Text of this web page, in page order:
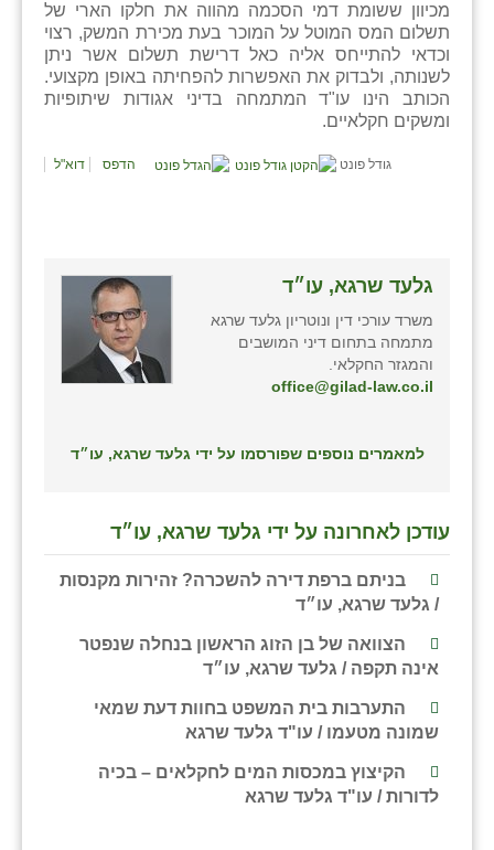
מכיוון ששומת דמי הסכמה מהווה את חלקו הארי של
תשלום המס המוטל על המוכר בעת מכירת המשק, רצוי
וכדאי להתייחס אליה כאל דרישת תשלום אשר ניתן
לשנותה, ולבדוק את האפשרות להפחיתה באופן מקצועי.
הכותב הינו עו"ד המתמחה בדיני אגודות שיתופיות
ומשקים חקלאיים.
גודל פונט הדפס דוא"ל
גלעד שרגא, עו״ד
משרד עורכי דין ונוטריון גלעד שרגא
מתמחה בתחום דיני המושבים
והמגזר החקלאי.
office@gilad-law.co.il
למאמרים נוספים שפורסמו על ידי גלעד שרגא, עו״ד
עודכן לאחרונה על ידי גלעד שרגא, עו״ד
בניתם ברפת דירה להשכרה? זהירות מקנסות
/ גלעד שרגא, עו״ד
הצוואה של בן הזוג הראשון בנחלה שנפטר
אינה תקפה / גלעד שרגא, עו״ד
התערבות בית המשפט בחוות דעת שמאי
שמונה מטעמו / עו"ד גלעד שרגא
הקיצוץ במכסות המים לחקלאים – בכיה
לדורות / עו"ד גלעד שרגא
נאות הכיכר
נווה אטי״ב
נהריה (אג״ש)
עמרים
קלחים
רימונים
רמת הדר
שבי ציון
שדה ורבורג
שדמה
שכניה